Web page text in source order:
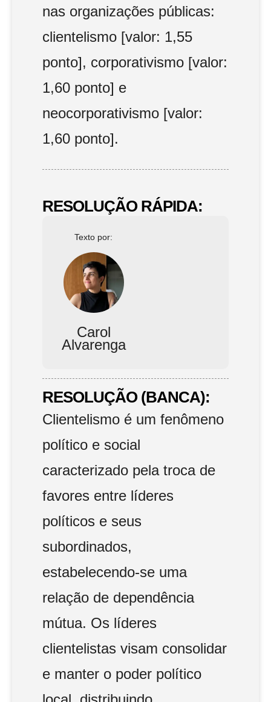
nas organizações públicas:
clientelismo [valor: 1,55
ponto], corporativismo [valor:
1,60 ponto] e
neocorporativismo [valor:
1,60 ponto].
RESOLUÇÃO RÁPIDA:
Texto por:
Carol
Alvarenga
RESOLUÇÃO (BANCA):
Clientelismo é um fenômeno
político e social
caracterizado pela troca de
favores entre líderes
políticos e seus
subordinados,
estabelecendo-se uma
relação de dependência
mútua. Os líderes
clientelistas visam consolidar
e manter o poder político